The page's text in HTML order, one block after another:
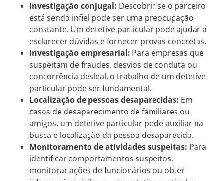
Investigação conjugal: Descobrir se o parceiro
está sendo infiel pode ser uma preocupação
constante. Um detetive particular pode ajudar a
esclarecer dúvidas e fornecer provas concretas.
Investigação empresarial: Para empresas que
suspeitam de fraudes, desvios de conduta ou
concorrência desleal, o trabalho de um detetive
particular pode ser fundamental.
Localização de pessoas desaparecidas: Em
casos de desaparecimento de familiares ou
amigos, um detetive particular pode auxiliar na
busca e localização da pessoa desaparecida.
Monitoramento de atividades suspeitas: Para
identificar comportamentos suspeitos,
monitorar ações de funcionários ou obter